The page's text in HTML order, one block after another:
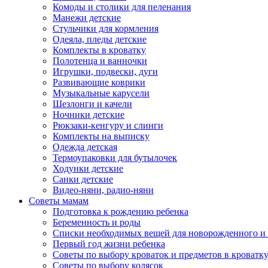
Комоды и столики для пеленания
Манежи детские
Стульчики для кормления
Одеяла, пледы детские
Комплекты в кроватку
Полотенца и ванночки
Игрушки, подвески, дуги
Развивающие коврики
Музыкальные карусели
Шезлонги и качели
Ночники детские
Рюкзаки-кенгуру и слинги
Комплекты на выписку
Одежда детская
Термоупаковки для бутылочек
Ходунки детские
Санки детские
Видео-няни, радио-няни
Советы мамам
Подготовка к рождению ребенка
Беременность и роды
Списки необходимых вещей для новорожденного и
Первый год жизни ребенка
Советы по выбору кроваток и предметов в кроватку
Советы по выбору колясок